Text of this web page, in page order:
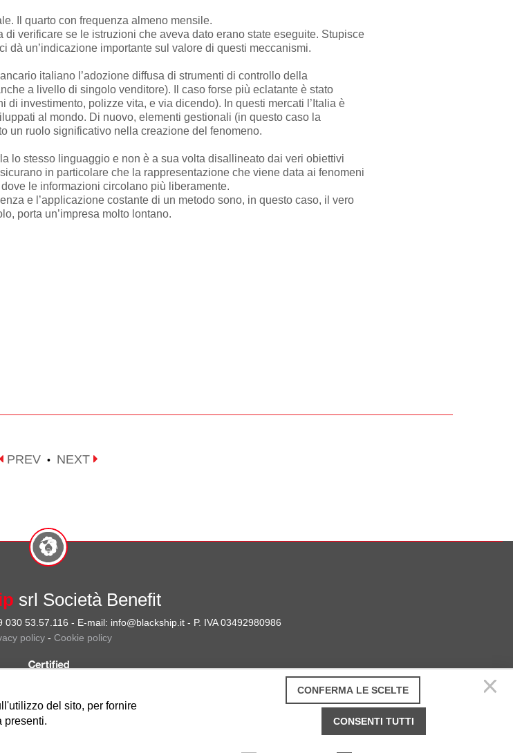
Il quarto con frequenza almeno mensile.
verificare se le istruzioni che aveva dato erano state eseguite. Stupisce
un’indicazione importante sul valore di questi meccanismi.
italiano l’adozione diffusa di strumenti di controllo della
a livello di singolo venditore). Il caso forse più eclatante è stato
investimento, polizze vita, e via dicendo). In questi mercati l’Italia è
al mondo. Di nuovo, elementi gestionali (in questo caso la
un ruolo significativo nella creazione del fenomeno.
lo stesso linguaggio e non è a sua volta disallineato dai veri obiettivi
in particolare che la rappresentazione che viene data ai fenomeni
le informazioni circolano più liberamente.
e l’applicazione costante di un metodo sono, in questo caso, il vero
porta un’impresa molto lontano.
PREV • NEXT
srl Società Benefit
53.57.116 - E-mail: info@blackship.it - P. IVA 03492980986
policy- Cookie policy
CONFERMA LE SCELTE
CONSENTI TUTTI
del sito, per fornire
presenti.